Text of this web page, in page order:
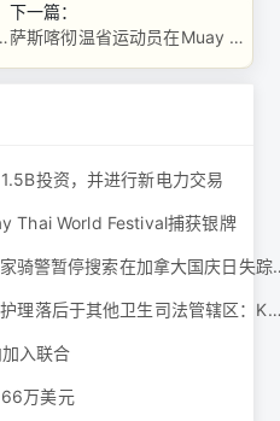
并进行新电力交易
下一篇：
萨斯喀彻温省运动员在Muay Thai World Festival捕获银牌
投资，并进行新电力交易
Thai World Festival捕获银牌
Squamish SAR，加
基洛纳（Kelowna）的儿科护理落后于其他卫生
入联合
万美元